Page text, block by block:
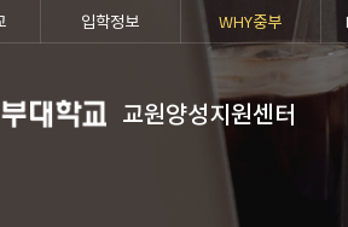
교원양성지원센터
입학정보 WHY중부